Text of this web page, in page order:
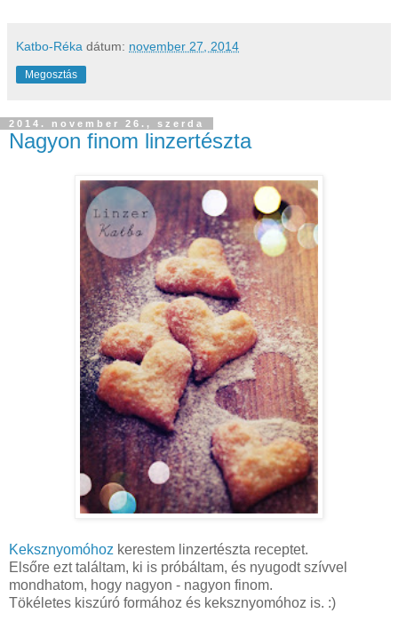
Katbo-Réka dátum: november 27, 2014
Megosztás
2014. november 26., szerda
Nagyon finom linzertészta
Keksznyomóhoz kerestem linzertészta receptet.
Elsőre ezt találtam, ki is próbáltam, és nyugodt szívvel
mondhatom, hogy nagyon - nagyon finom.
Tökéletes kiszúró formához és keksznyomóhoz is. :)